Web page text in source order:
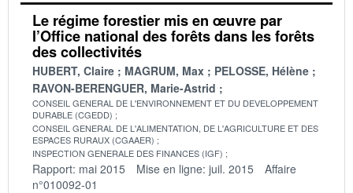
Le régime forestier mis en œuvre par
l’Office national des forêts dans les forêts
des collectivités
HUBERT, Claire MAGRUM, Max
PELOSSE, Hélène
RAVON-BERENGUER, Marie-Astrid
CONSEIL GENERAL DE L'ENVIRONNEMENT ET DU DEVELOPPEMENT
DURABLE (CGEDD)
CONSEIL GENERAL DE L'ALIMENTATION, DE L'AGRICULTURE ET DES
ESPACES RURAUX (CGAAER)
INSPECTION GENERALE DES FINANCES (IGF)
Rapport: mai 2015 Mise en ligne: juil. 2015
Affaire
n°010092-01